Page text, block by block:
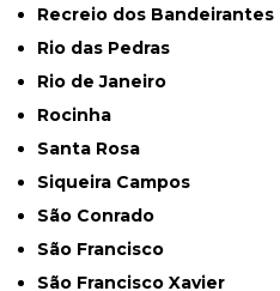
Recreio dos Bandeirantes
Rio das Pedras
Rio de Janeiro
Rocinha
Santa Rosa
Siqueira Campos
São Conrado
São Francisco
São Francisco Xavier